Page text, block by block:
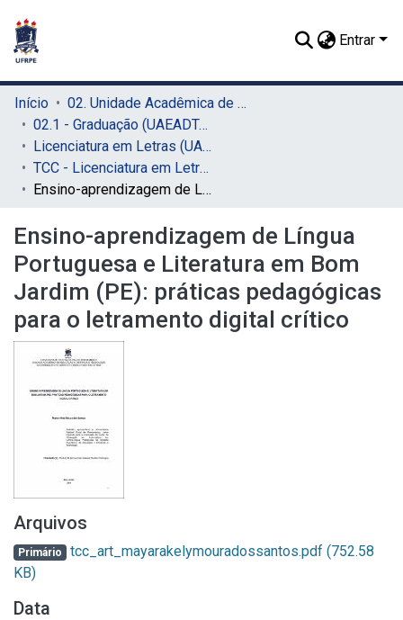
Entrar
Início
02. Unidade Acadêmica de Educação a Distância e Tecnologia (UAEADTec)
02.1 - Graduação (UAEADTec)
Licenciatura em Letras (UAEADTec)
TCC - Licenciatura em Letras (UAEADTec)
Ensino-aprendizagem de Língua Portuguesa e Literatura em Bom Jardim (PE): práticas pedagógicas para o letramento digital crítico
Ensino-aprendizagem de Língua
Portuguesa e Literatura em Bom
Jardim (PE): práticas pedagógicas
para o letramento digital crítico
Arquivos
Primário tcc_art_mayarakelymouradossantos.pdf (752.58
KB)
Data